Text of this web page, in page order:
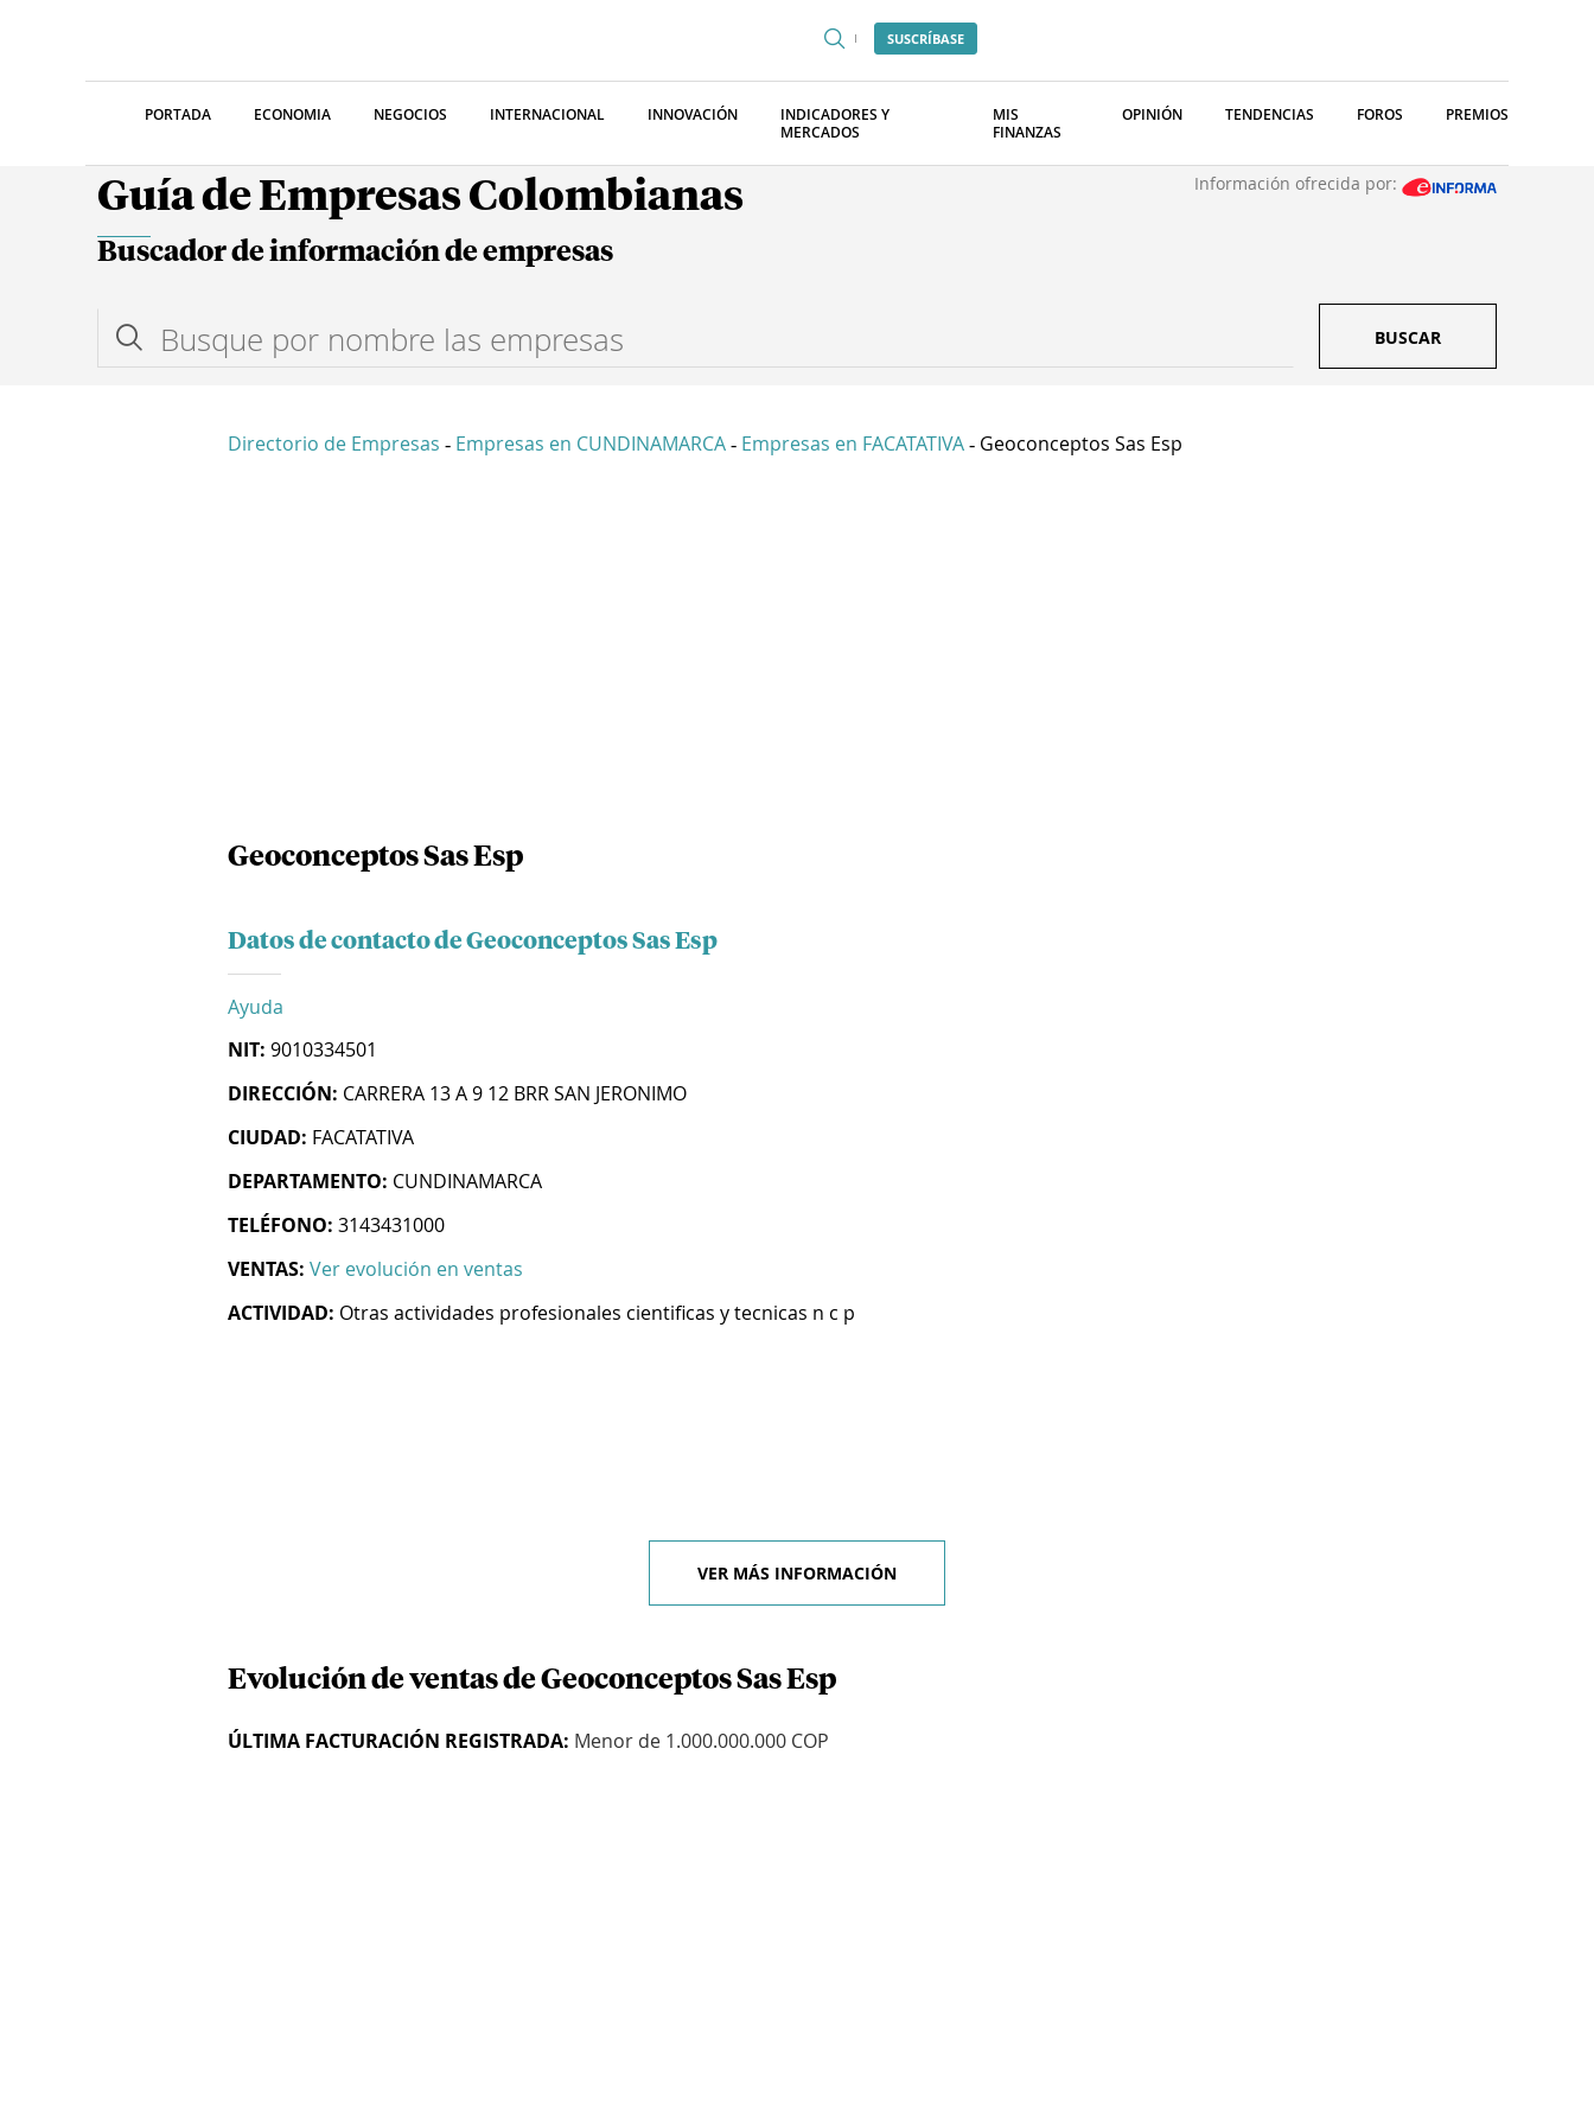
SUSCRÍBASE
PORTADA ECONOMIA NEGOCIOS INTERNACIONAL INNOVACIÓN
INDICADORES Y
MERCADOS
MIS
FINANZAS
OPINIÓN TENDENCIAS FOROS PREMIOS
Guía de Empresas Colombianas Información ofrecida por:
Buscador de información de empresas
BUSCAR
Directorio de Empresas - Empresas en CUNDINAMARCA - Empresas en FACATATIVA - Geoconceptos Sas Esp
Geoconceptos Sas Esp
Datos de contacto de Geoconceptos Sas Esp
Ayuda
NIT: 9010334501
DIRECCIÓN: CARRERA 13 A 9 12 BRR SAN JERONIMO
CIUDAD: FACATATIVA
DEPARTAMENTO: CUNDINAMARCA
TELÉFONO: 3143431000
VENTAS: Ver evolución en ventas
ACTIVIDAD: Otras actividades profesionales cientificas y tecnicas n c p
VER MÁS INFORMACIÓN
Evolución de ventas de Geoconceptos Sas Esp
ÚLTIMA FACTURACIÓN REGISTRADA: Menor de 1.000.000.000 COP